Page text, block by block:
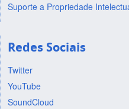
Suporte a Propriedade
Redes Sociais
Twitter
YouTube
SoundCloud